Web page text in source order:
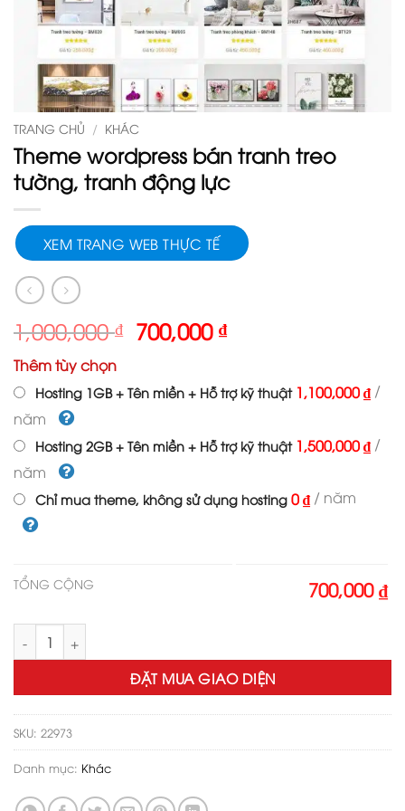
TRANG CHỦ / KHÁC
Theme wordpress bán tranh treo
tường, tranh động lực
XEM TRANG WEB THỰC TẾ
1,000,000₫ Giá
gốc
1,000,000 ₫.
700,000₫Giá
là:
Thêm tùy chọn
Hosting 1GB + Tên miền + Hỗ trợ kỹ thuật 1,100,000 ₫ /
năm
Hosting 2GB + Tên miền + Hỗ trợ kỹ thuật 1,500,000 ₫ /
năm
Chỉ mua theme, không sử dụng hosting 0 ₫ / năm
TỔNG CỘNG 700,000 ₫
Theme wordpress bán tranh treo tường, tranh động lực số
ĐẶT MUA GIAO DIỆN
SKU: 22973
Danh mục: Khác